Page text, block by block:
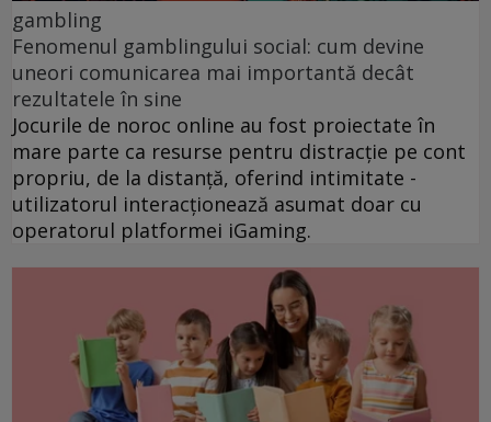
gambling
Fenomenul gamblingului social: cum devine
uneori comunicarea mai importantă decât
rezultatele în sine
Jocurile de noroc online au fost proiectate în
mare parte ca resurse pentru distracție pe cont
propriu, de la distanță, oferind intimitate -
utilizatorul interacționează asumat doar cu
operatorul platformei iGaming.